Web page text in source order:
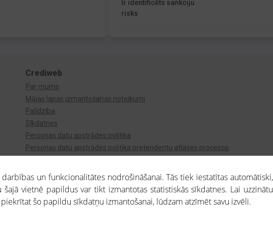
Ir identificēts sankciju
risks
Crediweb
Par mums
Mājas lapas izmantošanas noteikumi
Palīdzība
Sīkdatnes
Personas datu apstrādes politika
Personas datu apstrādes politika pretendentu atlases procesos
ietvaros saņemtajai informācijai ir uzziņas raksturs, un tai nav juridiska spēka. Portāla lietotājs,
un funkcionalitātes nodrošināšanai. Tās tiek iestatītas automātiski,
vietnē papildus var tikt izmantotas statistiskās sīkdatnes. Lai uzzinātu
piekrītat šo papildu sīkdatņu izmantošanai, lūdzam atzīmēt savu izvēli.